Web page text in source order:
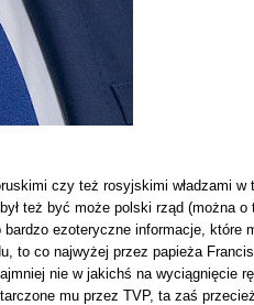
czy też rosyjskimi władzami
też być może polski rząd (można
ezoteryczne informacje, które
to co najwyżej przez papieża
nie w jakichś na wyciągnięcie
mu przez TVP, ta zaś